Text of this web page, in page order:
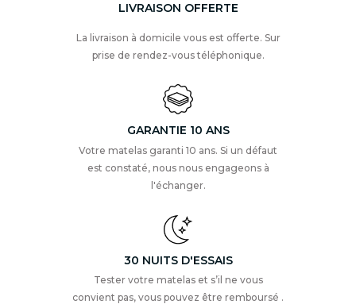
LIVRAISON OFFERTE
La livraison à domicile vous est offerte. Sur
prise de rendez-vous téléphonique.
GARANTIE 10 ANS
Votre matelas garanti 10 ans. Si un défaut
est constaté, nous nous engageons à
l'échanger.
30 NUITS D'ESSAIS
Tester votre matelas et s’il ne vous
convient pas, vous pouvez être remboursé .